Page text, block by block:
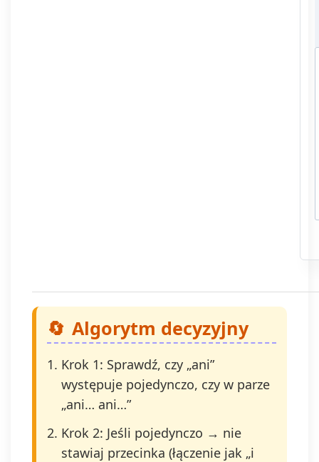
Algorytm decyzyjny
Krok 1: Sprawdź, czy „ani”
występuje pojedynczo, czy w parze
„ani… ani…”
Krok 2: Jeśli pojedynczo → nie
stawiaj przecinka (łączenie jak „i